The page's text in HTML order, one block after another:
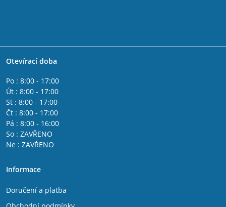
Otevírací doba
Po : 8:00 - 17:00
Út : 8:00 - 17:00
St : 8:00 - 17:00
Čt : 8:00 - 17:00
Pá : 8:00 - 16:00
So : ZAVŘENO
Ne : ZAVŘENO
Informace
Doručení a platba